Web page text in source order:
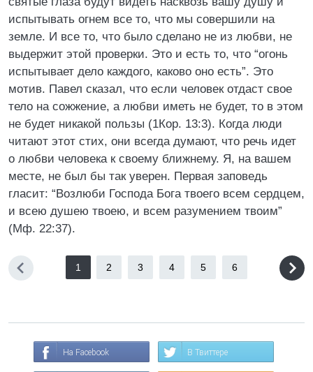
испытывать огнем все то, что мы совершили на
земле. И все то, что было сделано не из любви, не
выдержит этой проверки. Это и есть то, что “огонь
испытывает дело каждого, каково оно есть”. Это
мотив. Павел сказал, что если человек отдаст свое
тело на сожжение, а любви иметь не будет, то в этом
не будет никакой пользы (1Кор. 13:3). Когда люди
читают этот стих, они всегда думают, что речь идет
о любви человека к своему ближнему. Я, на вашем
месте, не был бы так уверен. Первая заповедь
гласит: “Возлюби Господа Бога твоего всем сердцем,
и всею душею твоею, и всем разумением твоим”
(Мф. 22:37).
1 2 3 4 5 6
На Facebook В Твиттере